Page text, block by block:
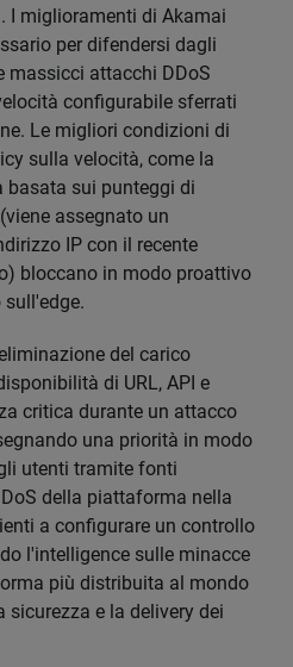
I miglioramenti di Akamai
per difendersi dagli
massicci attacchi DDoS
configurabile sferrati
Le migliori condizioni di
sulla velocità, come la
sui punteggi di
assegnato un
IP con il recente
bloccano in modo proattivo
del carico
di URL, API e
critica durante un attacco
una priorità in modo
utenti tramite fonti
della piattaforma nella
a configurare un controllo
l'intelligence sulle minacce
più distribuita al mondo
e la delivery dei